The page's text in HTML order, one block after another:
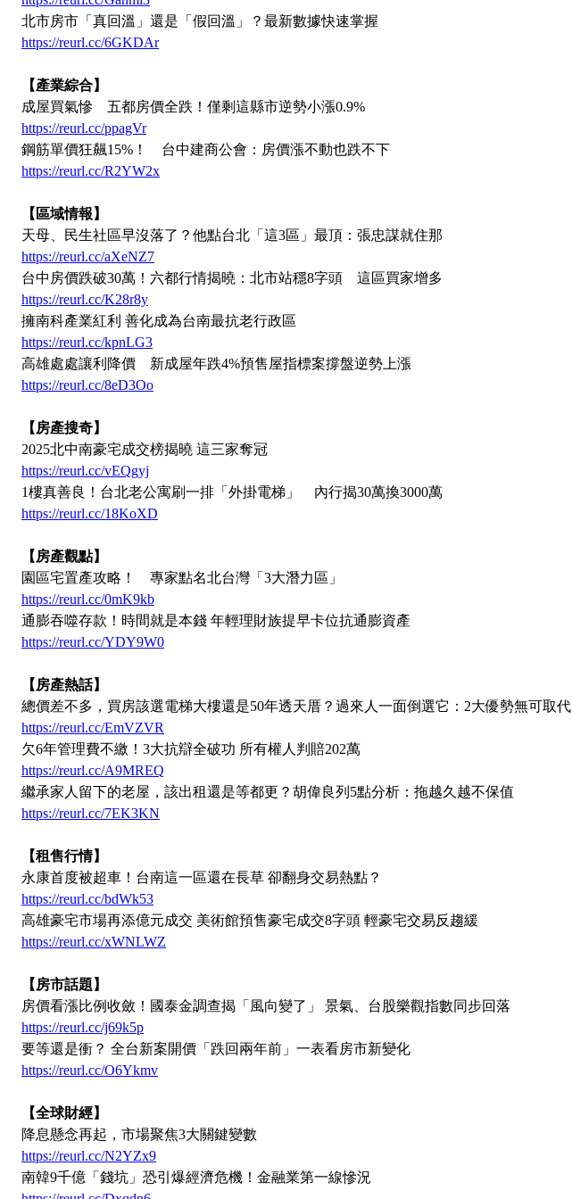
北市房市「真回溫」還是「假回溫」？最新數據快速掌握
https://reurl.cc/6GKDAr
【產業綜合】
成屋買氣慘 五都房價全跌！僅剩這縣市逆勢小漲0.9%
https://reurl.cc/ppagVr
鋼筋單價狂飆15%！ 台中建商公會：房價漲不動也跌不下
https://reurl.cc/R2YW2x
【區域情報】
天母、民生社區早沒落了？他點台北「這3區」最頂：張忠謀就住那
https://reurl.cc/aXeNZ7
台中房價跌破30萬！六都行情揭曉：北市站穩8字頭 這區買家增多
https://reurl.cc/K28r8y
擁南科產業紅利 善化成為台南最抗老行政區
https://reurl.cc/kpnLG3
高雄處處讓利降價 新成屋年跌4%預售屋指標案撐盤逆勢上漲
https://reurl.cc/8eD3Oo
【房產搜奇】
2025北中南豪宅成交榜揭曉 這三家奪冠
https://reurl.cc/vEQgyj
1樓真善良！台北老公寓刷一排「外掛電梯」 內行揭30萬換3000萬
https://reurl.cc/18KoXD
【房產觀點】
園區宅置產攻略！ 專家點名北台灣「3大潛力區」
https://reurl.cc/0mK9kb
通膨吞噬存款！時間就是本錢 年輕理財族提早卡位抗通膨資產
https://reurl.cc/YDY9W0
【房產熱話】
總價差不多，買房該選電梯大樓還是50年透天厝？過來人一面倒選它：2大優勢無可取代
https://reurl.cc/EmVZVR
欠6年管理費不繳！3大抗辯全破功 所有權人判賠202萬
https://reurl.cc/A9MREQ
繼承家人留下的老屋，該出租還是等都更？胡偉良列5點分析：拖越久越不保值
https://reurl.cc/7EK3KN
【租售行情】
永康首度被超車！台南這一區還在長草 卻翻身交易熱點？
https://reurl.cc/bdWk53
高雄豪宅市場再添億元成交 美術館預售豪宅成交8字頭 輕豪宅交易反趨緩
https://reurl.cc/xWNLWZ
【房市話題】
房價看漲比例收斂！國泰金調查揭「風向變了」 景氣、台股樂觀指數同步回落
https://reurl.cc/j69k5p
要等還是衝？ 全台新案開價「跌回兩年前」一表看房市新變化
https://reurl.cc/O6Ykmv
【全球財經】
降息懸念再起，市場聚焦3大關鍵變數
https://reurl.cc/N2YZx9
南韓9千億「錢坑」恐引爆經濟危機！金融業第一線慘況